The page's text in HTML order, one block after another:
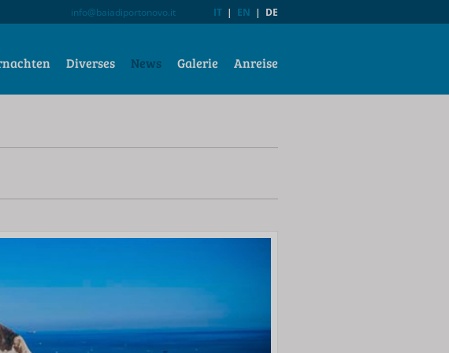
info@baiadiportonovo.it IT | EN | DE
Diverses News Galerie Anreise